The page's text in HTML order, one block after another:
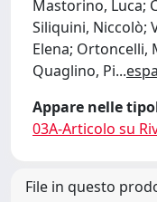
Mastorino, Luca;
Siliquini, Niccolò;
Elena; Ortoncelli,
Quaglino, Pi...
Appare nelle
03A-Articolo su
File in questo